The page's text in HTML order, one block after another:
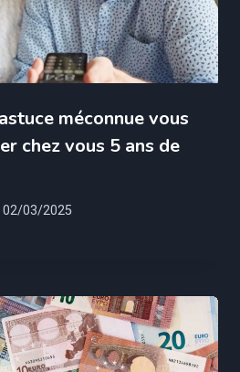
méconnue vous
chez vous 5 ans de
02/03/2025